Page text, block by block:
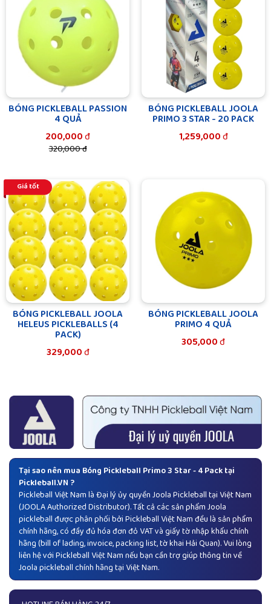
BÓNG PICKLEBALL PASSION
4 QUẢ
200,000đ
320,000 đ
BÓNG PICKLEBALL JOOLA
PRIMO 3 STAR - 20 PACK
1,259,000đ
Giá tốt
BÓNG PICKLEBALL JOOLA
HELEUS PICKLEBALLS (4
PACK)
329,000đ
BÓNG PICKLEBALL JOOLA
PRIMO 4 QUẢ
305,000đ
Tại sao nên mua Bóng Pickleball Primo 3 Star - 4 Pack tại
Pickleball.VN ?
Pickleball Việt Nam là Đại lý ủy quyềnJoola Pickleballtại Việt Nam
(JOOLA Authorized Distributor). Tất cả các sản phẩm Joola
pickleball được phân phối bởi Pickleball Việt Nam đều là sản phẩm
chính hãng, có đầy đủ hóa đơn đỏ VAT và giấy tờ nhập khẩu chính
hãng (bill of lading, invoice, packing list, tờ khai Hải Quan). Vui lòng
liên hệ với Pickleball Việt Nam nếu bạn cần trợ giúp thông tin về
Joola pickleball chính hãng tại Việt Nam.